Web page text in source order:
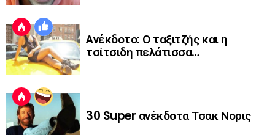
Ανέκδοτο: Ο ταξιτζής και η
τσίτσιδη πελάτισσα…
30 Super ανέκδοτα Τσακ Νορις